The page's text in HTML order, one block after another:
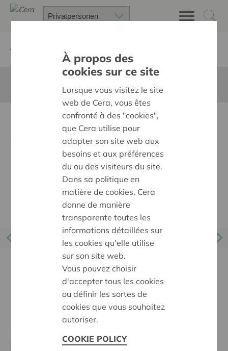
Diese Seite ist nicht ins Deutsche übersetzt
Les formations 'Fermes
Chaleureuses' ont debuté
21 Mai 2026
Le projet 'Fermes Chaleureuses', porté par
À propos des
cookies sur ce site
Lorsque vous visitez le site
web de Cera, vous êtes
confronté à des "cookies",
que Cera utilise pour
adapter son site web aux
besoins et aux préférences
du ou des visiteurs du site.
Dans sa politique en
matière de cookies, Cera
donne de manière
transparente toutes les
informations détaillées sur
les cookies qu'elle utilise
sur son site web.
Vous pouvez choisir
d'accepter tous les cookies
ou définir les sortes de
cookies que vous souhaitez
autoriser.
COOKIE POLICY